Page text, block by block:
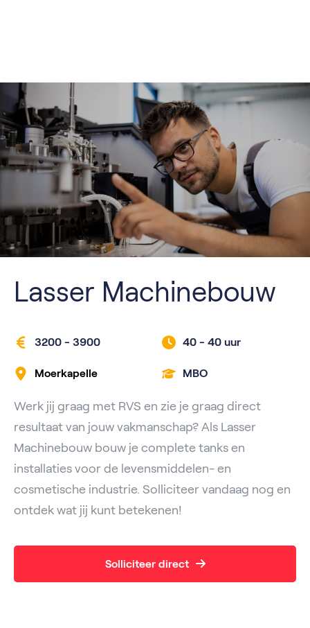
Lasser Machinebouw
3200 - 3900 40 - 40 uur
Moerkapelle MBO
Werk jij graag met RVS en zie je graag direct
resultaat van jouw vakmanschap? Als Lasser
Machinebouw bouw je complete tanks en
installaties voor de levensmiddelen- en
cosmetische industrie. Solliciteer vandaag nog en
ontdek wat jij kunt betekenen!
Solliciteer direct